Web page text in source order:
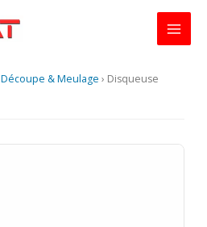
Découpe & Meulage › Disqueuse